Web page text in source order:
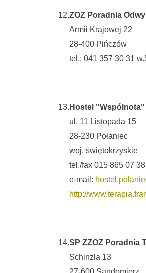
12.ZOZ Poradnia
Armii Krajowej 22
28-400 Pińczów
tel.: 041 357 30 31
13. Hostel
ul. 11 Listopada 15
28-230 Połaniec
woj. świętokrzyskie
tel./fax 015 865 07 38
e-mail:
http://
14.SP ZZOZ Poradnia
Schinzla 13